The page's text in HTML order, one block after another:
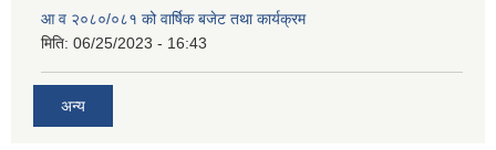
आ व २०८०/०८१ को वार्षिक बजेट तथा कार्यक्रम
मिति: 06/25/2023 - 16:43
अन्य